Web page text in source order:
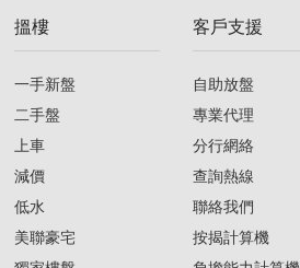
週 0.7% 03/08/2026)
搵樓
一手新盤
二手盤
上車
減價
低水
美聯豪宅
客戶支援
自助放盤
專業代理
分行網絡
查詢熱線
聯絡我們
按揭計算機